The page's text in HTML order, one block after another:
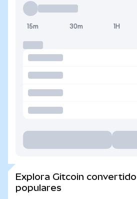
15m 30m 1H
Explora Gitcoin
populares